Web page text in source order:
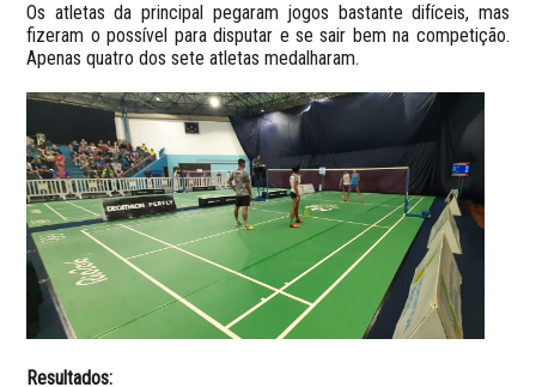
Os atletas da principal pegaram jogos bastante difíceis, mas
fizeram o possível para disputar e se sair bem na competição.
Apenas quatro dos sete atletas medalharam.
Resultados: